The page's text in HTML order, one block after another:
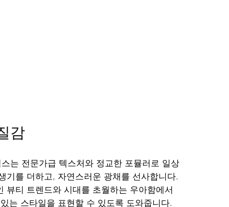
감
는 전문가급 텍스처와 정교한 포뮬러로 일상
기를 더하고, 자연스러운 광채를 선사합니다.
뷰티 트렌드와 시대를 초월하는 우아함에서
는 스타일을 표현할 수 있도록 도와줍니다.